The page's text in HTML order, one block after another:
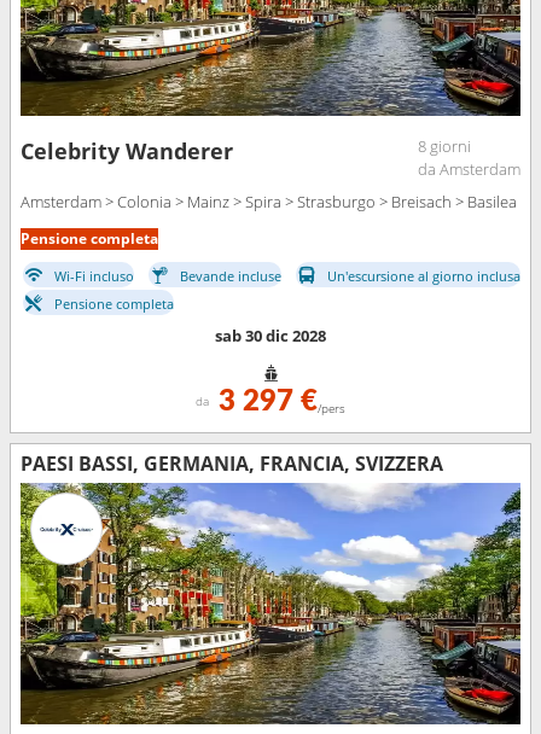
Celebrity Wanderer
8 giorni
da Amsterdam
Amsterdam > Colonia > Mainz > Spira > Strasburgo > Breisach > Basilea
Pensione completa
Wi-Fi incluso Bevande incluse
Un'escursione al giorno inclusa
Pensione completa
sab 30 dic 2028
da 3 297 €/pers
PAESI BASSI, GERMANIA, FRANCIA, SVIZZERA